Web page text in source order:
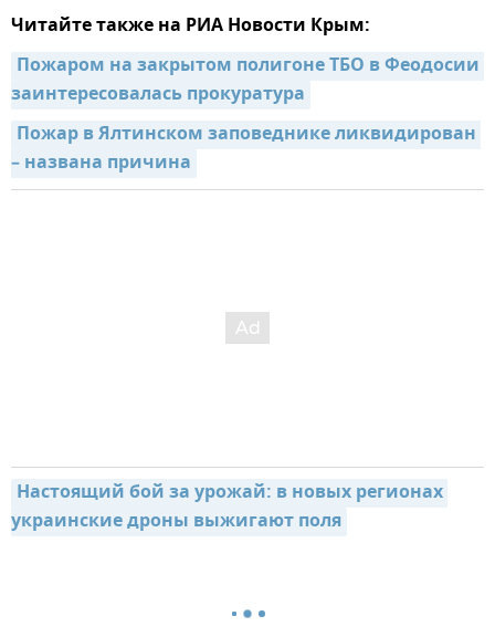
Читайте также на РИА Новости Крым:
Пожаром на закрытом полигоне ТБО в Феодосии
заинтересовалась прокуратура
Пожар в Ялтинском заповеднике ликвидирован
– названа причина
Настоящий бой за урожай: в новых регионах
украинские дроны выжигают поля